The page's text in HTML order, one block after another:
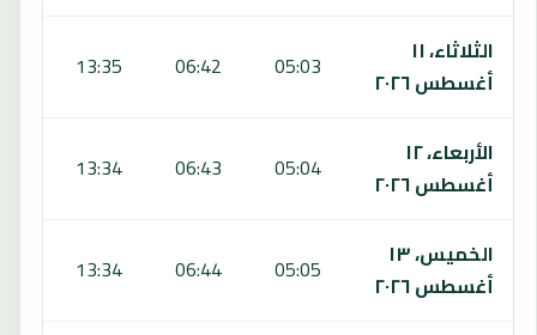
الثلاثاء، ١١
أغسطس ٢٠٢٦
05:03
06:42
13:35
الأربعاء، ١٢
أغسطس ٢٠٢٦
05:04
06:43
13:34
الخميس، ١٣
أغسطس ٢٠٢٦
05:05
06:44
13:34